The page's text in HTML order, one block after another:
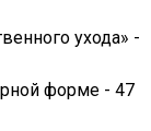
ухода» -
форме - 47